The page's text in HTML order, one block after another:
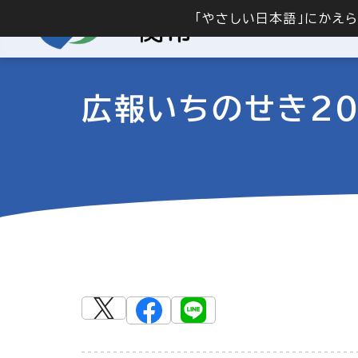
「やさしい日本語」にかえ
広報いちのせき